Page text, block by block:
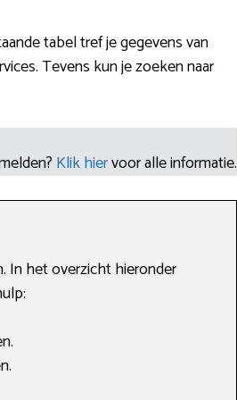
tabel tref je gegevens van
Tevens kun je zoeken naar
Klik hiervoor alle informatie.
In het overzicht hieronder